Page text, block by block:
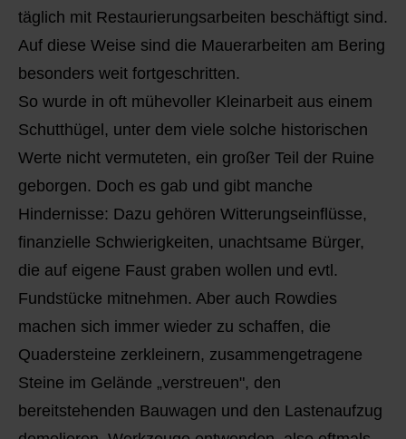
täglich mit Restaurierungsarbeiten beschäftigt sind.
Auf diese Weise sind die Mauerarbeiten am Bering
besonders weit fortgeschritten.
So wurde in oft mühevoller Kleinarbeit aus einem
Schutthügel, unter dem viele solche historischen
Werte nicht vermuteten, ein großer Teil der Ruine
geborgen. Doch es gab und gibt manche
Hindernisse: Dazu gehören Witterungseinflüsse,
finanzielle Schwierigkeiten, unachtsame Bürger,
die auf eigene Faust graben wollen und evtl.
Fundstücke mitnehmen. Aber auch Rowdies
machen sich immer wieder zu schaffen, die
Quadersteine zerkleinern, zusammengetragene
Steine im Gelände „verstreuen", den
bereitstehenden Bauwagen und den Lastenaufzug